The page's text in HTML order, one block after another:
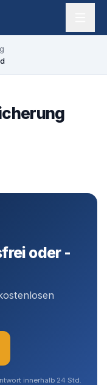
für SV-Befreiung
oder -
innerhalb 24 Std.